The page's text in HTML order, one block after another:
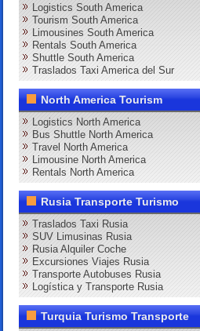
Logistics South America
Tourism South America
Limousines South America
Rentals South America
Shuttle South America
Traslados Taxi America del Sur
North America Tourism
Logistics North America
Bus Shuttle North America
Travel North America
Limousine North America
Rentals North America
Rusia Transporte Turismo
Traslados Taxi Rusia
SUV Limusinas Rusia
Rusia Alquiler Coche
Excursiones Viajes Rusia
Transporte Autobuses Rusia
Logística y Transporte Rusia
Turquia Turismo Transporte